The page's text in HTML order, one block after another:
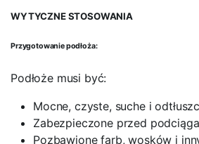
WYTYCZNE STOSOWANIA
Przygotowanie podłoża:
Podłoże musi być:
Mocne, czyste, suche i
Zabezpieczone przed
Pozbawione farb, wosków i